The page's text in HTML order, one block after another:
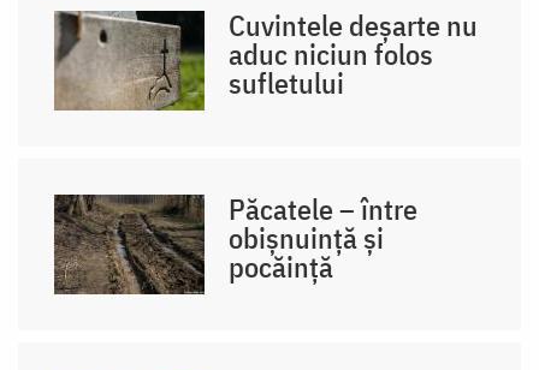
Cuvintele deșarte nu
aduc niciun folos
sufletului
Păcatele – între
obișnuință și
pocăință